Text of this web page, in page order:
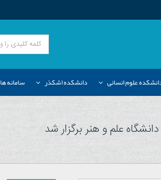
علوم انسانی دانشکده اشکذر سامانه ها
علم و هنر برگزار شد